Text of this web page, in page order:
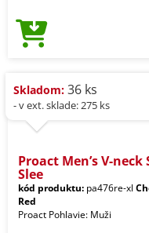
Skladom: 36 ks
- v ext. sklade: 275 ks
Proact Men’s V-neck
Slee
kód produktu: pa476re-xl
Red
Proact Pohlavie: Muži